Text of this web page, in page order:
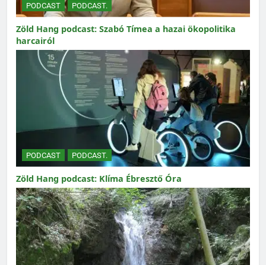
PODCAST PODCAST.
Zöld Hang podcast: Szabó Tímea a hazai ökopolitika
harcairól
PODCAST PODCAST.
Zöld Hang podcast: Klíma Ébresztő Óra